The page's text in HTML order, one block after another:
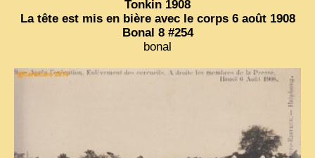
Tonkin 1908
La tête est mis en bière avec le corps 6 août 1908
Bonal 8 #254
bonal